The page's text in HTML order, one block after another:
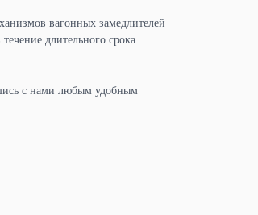
вагонных замедлителей
длительного срока
с нами любым удобным